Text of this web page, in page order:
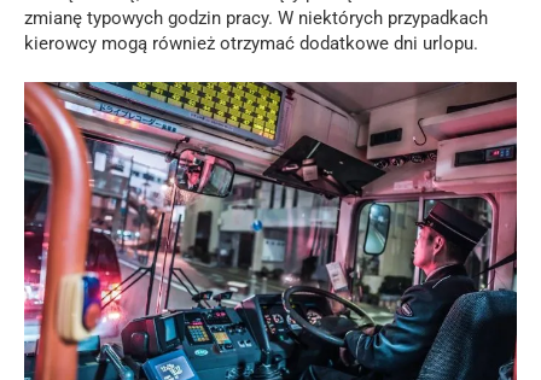
zmianę typowych godzin pracy. W niektórych przypadkach
kierowcy mogą również otrzymać dodatkowe dni urlopu.